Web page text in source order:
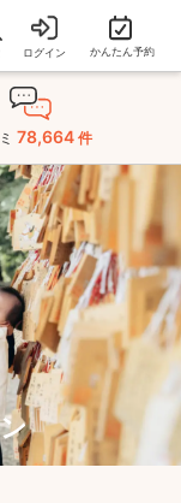
ログイン かんたん予約
78,664 件